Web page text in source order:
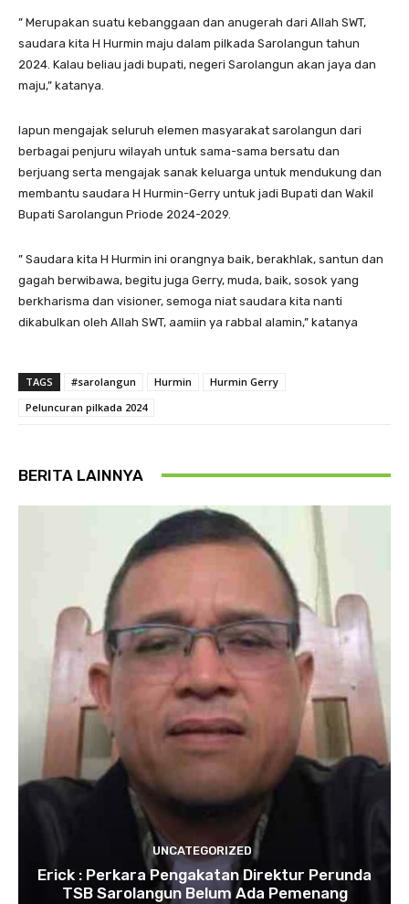
” Merupakan suatu kebanggaan dan anugerah dari Allah SWT,
saudara kita H Hurmin maju dalam pilkada Sarolangun tahun
2024. Kalau beliau jadi bupati, negeri Sarolangun akan jaya dan
maju,” katanya.
Iapun mengajak seluruh elemen masyarakat sarolangun dari
berbagai penjuru wilayah untuk sama-sama bersatu dan
berjuang serta mengajak sanak keluarga untuk mendukung dan
membantu saudara H Hurmin-Gerry untuk jadi Bupati dan Wakil
Bupati Sarolangun Priode 2024-2029.
” Saudara kita H Hurmin ini orangnya baik, berakhlak, santun dan
gagah berwibawa, begitu juga Gerry, muda, baik, sosok yang
berkharisma dan visioner, semoga niat saudara kita nanti
dikabulkan oleh Allah SWT, aamiin ya rabbal alamin,” katanya
TAGS #sarolangun Hurmin
Hurmin Gerry
Peluncuran pilkada 2024
BERITA LAINNYA
UNCATEGORIZED
Erick : Perkara Pengakatan Direktur Perunda
TSB Sarolangun Belum Ada Pemenang